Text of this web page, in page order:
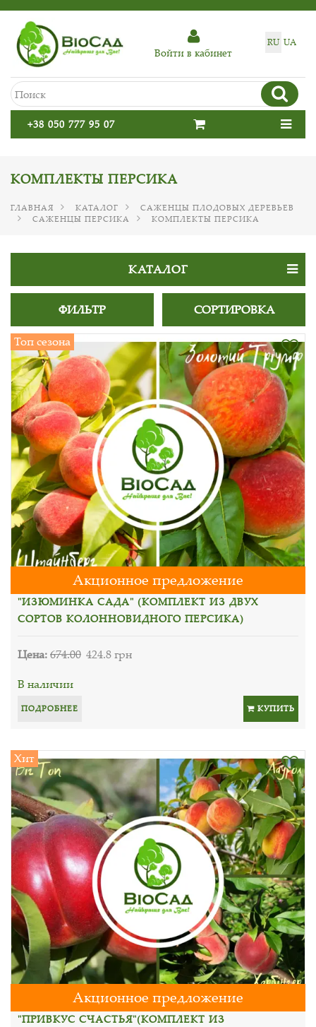
RU UA
Войти в кабинет
+38 050 777 95 07
КОМПЛЕКТЫ ПЕРСИКА
ГЛАВНАЯ КАТАЛОГ
САЖЕНЦЫ ПЛОДОВЫХ ДЕРЕВЬЕВ
САЖЕНЦЫ ПЕРСИКА
КОМПЛЕКТЫ ПЕРСИКА
КАТАЛОГ
ФИЛЬТР СОРТИРОВКА
Топ сезона
Акционное предложение
"ИЗЮМИНКА САДА" (КОМПЛЕКТ ИЗ ДВУХ
СОРТОВ КОЛОННОВИДНОГО ПЕРСИКА)
Цена:674.00 424.8 грн
В наличии
ПОДРОБНЕЕ КУПИТЬ
Хит
Акционное предложение
"ПРИВКУС СЧАСТЬЯ"(КОМПЛЕКТ ИЗ